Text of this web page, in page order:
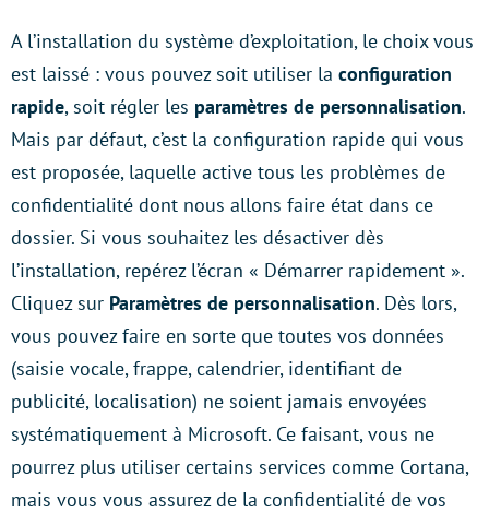
A l’installation du système d’exploitation, le choix vous
est laissé : vous pouvez soit utiliser la configuration
rapide, soit régler les paramètres de personnalisation.
Mais par défaut, c’est la configuration rapide qui vous
est proposée, laquelle active tous les problèmes de
confidentialité dont nous allons faire état dans ce
dossier. Si vous souhaitez les désactiver dès
l’installation, repérez l’écran « Démarrer rapidement ».
Cliquez sur Paramètres de personnalisation. Dès lors,
vous pouvez faire en sorte que toutes vos données
(saisie vocale, frappe, calendrier, identifiant de
publicité, localisation) ne soient jamais envoyées
systématiquement à Microsoft. Ce faisant, vous ne
pourrez plus utiliser certains services comme Cortana,
mais vous vous assurez de la confidentialité de vos